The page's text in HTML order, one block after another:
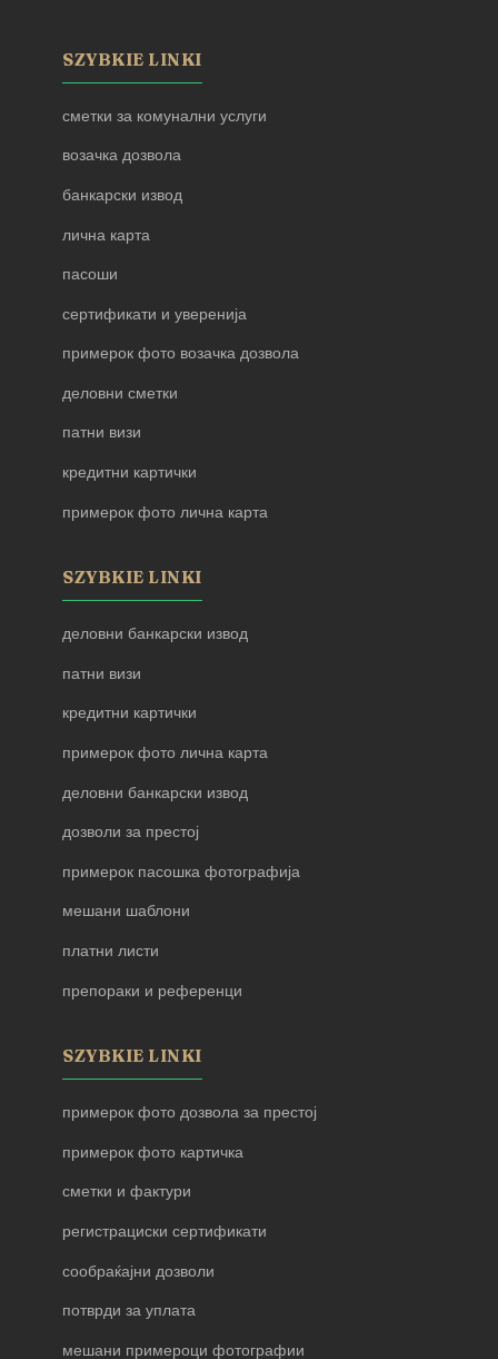
SZYBKIE LINKI
сметки за комунални услуги
возачка дозвола
банкарски извод
лична карта
пасоши
сертификати и уверенија
примерок фото возачка дозвола
деловни сметки
патни визи
кредитни картички
примерок фото лична карта
SZYBKIE LINKI
деловни банкарски извод
патни визи
кредитни картички
примерок фото лична карта
деловни банкарски извод
дозволи за престој
примерок пасошка фотографија
мешани шаблони
платни листи
препораки и референци
SZYBKIE LINKI
примерок фото дозвола за престој
примерок фото картичка
сметки и фактури
регистрациски сертификати
сообраќајни дозволи
потврди за уплата
мешани примероци фотографии